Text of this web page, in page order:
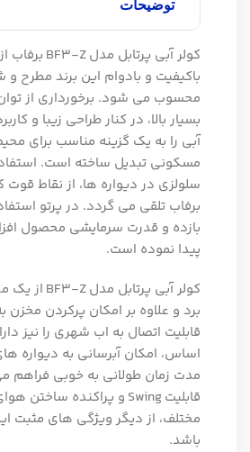
توضیحات
کولر آبی پرتابل مدل BF3-Z
برفاب
باکیفیت و بادوام این برند مطرح
محسوب می شود. برخورداری از
بسیار بالا، در کنار طراحی زیبا و
آبی را به یک گزینه مناسب برای
مسکونی تبدیل ساخته است.
سلولزی در دیواره ها، از نقاط قوت
برفاب تلقی می گردد. در پرتو
بازده و قدرت سرمایشی محصول
پیدا نموده است.
کولر آبی پرتابل مدلBF3-Z از یک
برد و علاوه بر امکان پرکردن
قابلیت اتصال به اب شهری را نیز
اساس، امکان آبرسانی به دیواره
مدت زمان طولانی به خوبی فراهم
قابلیتSwing و پراکنده ساختن
مختلف، از دیگر ویژگی های مثبت
باشد.